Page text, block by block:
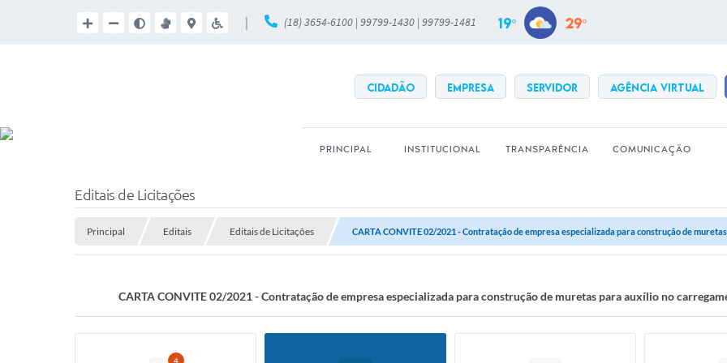
| (18) 3654-6100 | 99799-1430 | 99799-1481 19º 29º
CIDADÃO EMPRESA SERVIDOR Agência Virtual
PRINCIPAL INSTITUCIONAL TRANSPARÊNCIA COMUNICAÇÃO
Editais de Licitações
Principal Editais Editais de Licitações CARTA CONVITE 02/2021 - Contratação de empresa especializada para construção de
CARTA CONVITE 02/2021 - Contratação de empresa especializada para construção de muretas para auxílio no
4